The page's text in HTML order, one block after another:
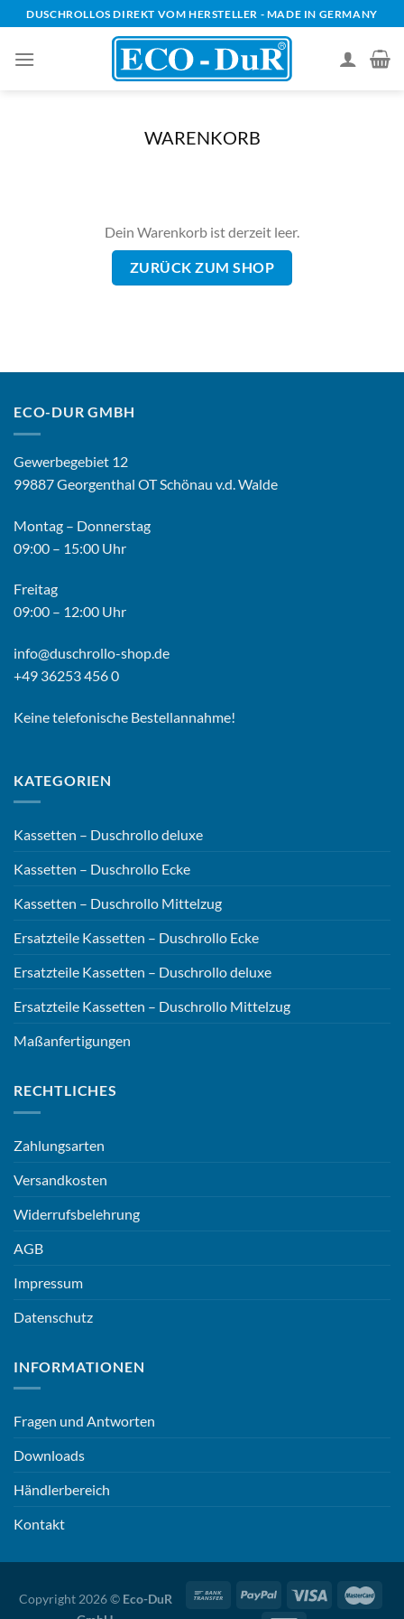
Zum
Inhalt
springen
DUSCHROLLOS DIREKT VOM HERSTELLER - MADE IN GERMANY
WARENKORB
Dein Warenkorb ist derzeit leer.
ZURÜCK ZUM SHOP
ECO-DUR GMBH
Gewerbegebiet 12
99887 Georgenthal OT Schönau v.d. Walde
Montag – Donnerstag
09:00 – 15:00 Uhr
Freitag
09:00 – 12:00 Uhr
info@duschrollo-shop.de
+49 36253 456 0
Keine telefonische Bestellannahme!
KATEGORIEN
Kassetten – Duschrollo deluxe
Kassetten – Duschrollo Ecke
Kassetten – Duschrollo Mittelzug
Ersatzteile Kassetten – Duschrollo Ecke
Ersatzteile Kassetten – Duschrollo deluxe
Ersatzteile Kassetten – Duschrollo Mittelzug
Maßanfertigungen
RECHTLICHES
Zahlungsarten
Versandkosten
Widerrufsbelehrung
AGB
Impressum
Datenschutz
INFORMATIONEN
Fragen und Antworten
Downloads
Händlerbereich
Kontakt
Copyright 2026 © Eco-DuR